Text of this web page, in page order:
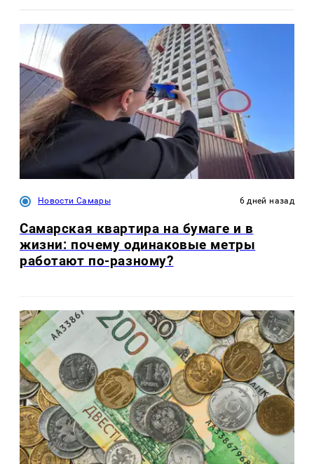
Новости Самары 6 дней назад
Самарская квартира на бумаге и в
жизни: почему одинаковые метры
работают по-разному?